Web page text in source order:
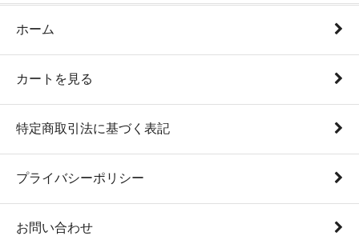
ホーム
カートを見る
特定商取引法に基づく表記
プライバシーポリシー
お問い合わせ